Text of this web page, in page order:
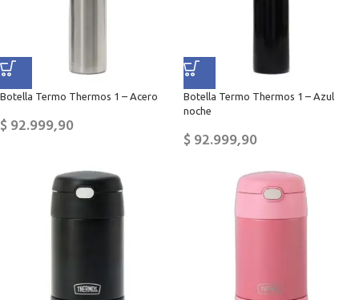
Botella Termo Thermos 1 – Acero
$92.999,90
Botella Termo Thermos 1 – Azul
noche
$92.999,90